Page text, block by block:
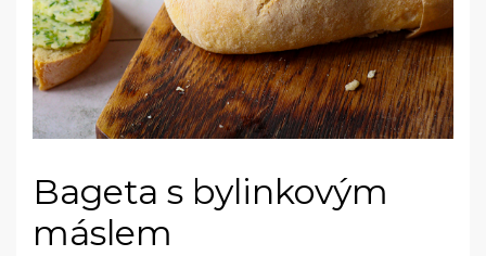
Bageta s bylinkovým
máslem